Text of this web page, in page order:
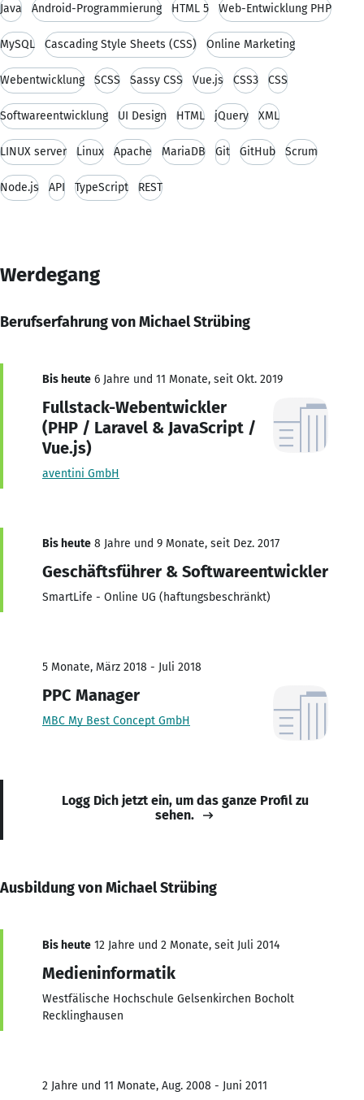
Java Android-Programmierung HTML 5 Web-Entwicklung PHP
MySQL Cascading Style Sheets (CSS) Online Marketing
Webentwicklung SCSS Sassy CSS Vue.js CSS3 CSS
Softwareentwicklung UI Design HTML jQuery XML
LINUX server Linux Apache MariaDB Git GitHub Scrum
Node.js API TypeScript REST
Werdegang
Berufserfahrung von Michael Strübing
Bis heute 6 Jahre und 11 Monate, seit Okt. 2019
Fullstack-Webentwickler
(PHP / Laravel & JavaScript /
Vue.js)
aventini GmbH
Bis heute 8 Jahre und 9 Monate, seit Dez. 2017
Geschäftsführer & Softwareentwickler
SmartLife - Online UG (haftungsbeschränkt)
5 Monate, März 2018 - Juli 2018
PPC Manager
MBC My Best Concept GmbH
Logg Dich jetzt ein, um das ganze Profil zu
sehen.
Ausbildung von Michael Strübing
Bis heute 12 Jahre und 2 Monate, seit Juli 2014
Medieninformatik
Westfälische Hochschule Gelsenkirchen Bocholt
Recklinghausen
2 Jahre und 11 Monate, Aug. 2008 - Juni 2011